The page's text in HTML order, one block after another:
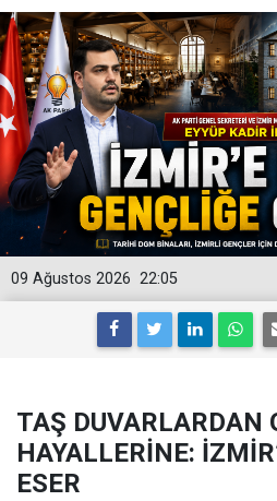
22:05
09 Ağustos 2026
TAŞ DUVARLARDAN
HAYALLERİNE:
ESER